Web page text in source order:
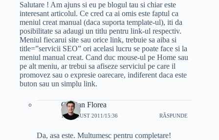
Salutare ! Am ajuns si eu pe blogul tau si chiar este
interesant articolul. Ce cred ca ai omis este faptul ca
meniul creat manual (daca suporta template-ul), iti da
posibilitate sa adaugi un titlu pentru link-ul respectiv.
Meniul fiecarui site sau orice link, trebuie sa aiba si
title=”servicii SEO” ori acelasi lucru se poate face si la
meniul manual creat. Cand duc mouse-ul pe Home sau
pe alt meniu, ar trebui sa afiseze serviciul pe care il
promovez sau o expresie oarecare, indiferent daca este
buton sau un simplu link.
Cristian Florea
11 AUGUST 2011/15:36 RĂSPUNDE
Da, asa este. Multumesc pentru completare!